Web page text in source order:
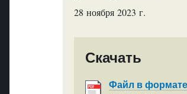
28 ноября 2023 г.
Скачать
Файл в